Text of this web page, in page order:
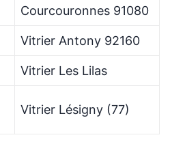
Courcouronnes 91080
Vitrier Antony 92160
Vitrier Les Lilas
Vitrier Lésigny (77)